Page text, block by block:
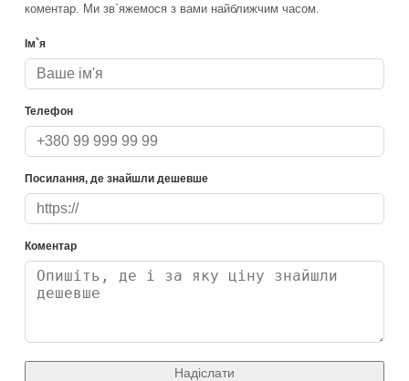
коментар. Ми зв`яжемося з вами найближчим часом.
Ім`я
Телефон
Посилання, де знайшли дешевше
Коментар
Надіслати